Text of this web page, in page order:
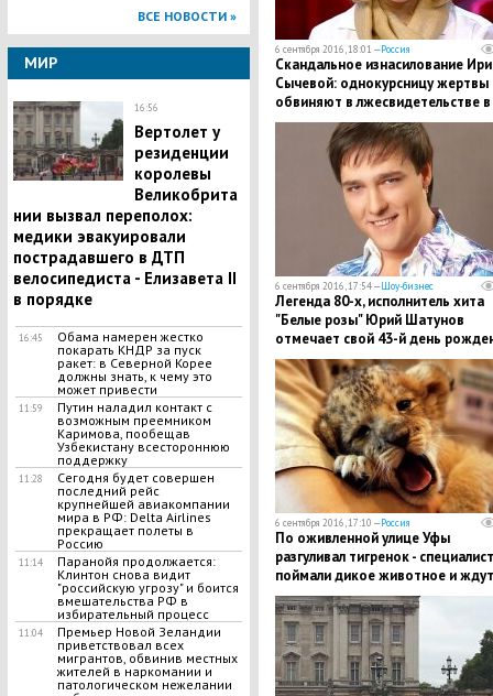
ВСЕ НОВОСТИ »
МИР
16:56
Вертолет у
резиденции
королевы
Великобрита
нии вызвал переполох:
медики эвакуировали
пострадавшего в ДТП
велосипедиста - Елизавета II
в порядке
16:45
Обама намерен жестко
покарать КНДР за пуск
ракет: в Северной Корее
должны знать, к чему это
может привести
11:59
Путин наладил контакт с
возможным преемником
Каримова, пообещав
Узбекистану всестороннюю
поддержку
11:28
Сегодня будет совершен
последний рейс
крупнейшей авиакомпании
мира в РФ: Delta Airlines
прекращает полеты в
Россию
11:14
Паранойя продолжается:
Клинтон снова видит
"российскую угрозу" и боится
вмешательства РФ в
избирательный процесс
11:04
Премьер Новой Зеландии
приветствовал всех
мигрантов, обвинив местных
жителей в наркомании и
патологическом нежелании
6 сентября 2016, 18:01 —Россия
Скандальное изнасилование
Сычевой: однокурсницу жертвы
обвиняют в лжесвидетельстве в
пользу насильников
6 сентября 2016, 17:54 —Шоу-бизнес
Легенда 80-х, исполнитель хита
"Белые розы" Юрий Шатунов
отмечает свой 43-й день
6 сентября 2016, 17:10 —Россия
По оживленной улице Уфы
разгуливал тигренок -
поймали дикое животное и ждут
его владельца